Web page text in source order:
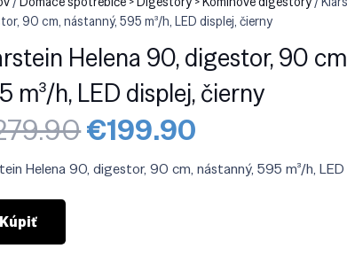
90 cm, nástanný, 595 m³/h, LED displej, čierny
Helena 90, digestor, 90
m³/h, LED displej, čierny
Pôvodná
cena
bola:
€279.90.
€199.90
je:
€199.90.
Helena 90, digestor, 90 cm, nástanný, 595 m³/h,
Kúpiť